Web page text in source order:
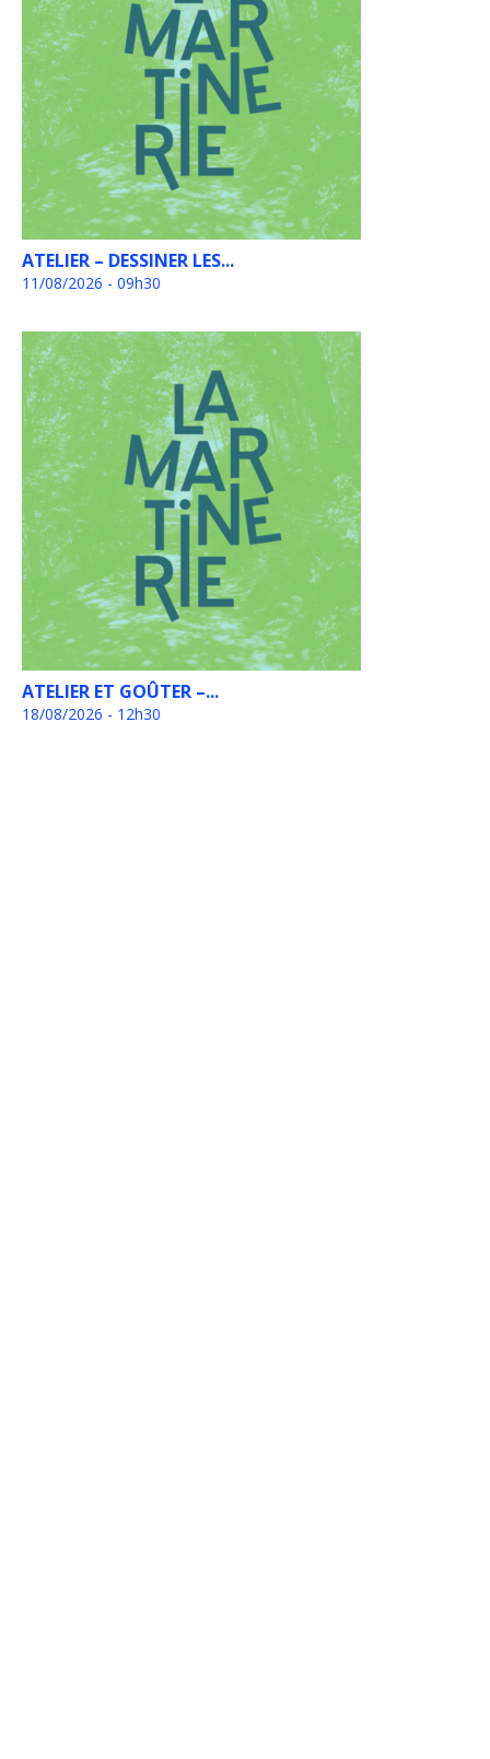
ATELIER – DESSINER LES...
11/08/2026 - 09h30
ATELIER ET GOÛTER –...
18/08/2026 - 12h30